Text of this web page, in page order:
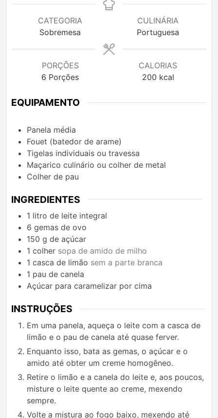
CATEGORIA
Sobremesa
CULINÁRIA
Portuguesa
PORÇÕES
6 Porções
CALORIAS
200 kcal
EQUIPAMENTO
Panela média
Fouet (batedor de arame)
Tigelas individuais ou travessa
Maçarico culinário ou colher de metal
Colher de pau
INGREDIENTES
1 litro de leite integral
6 gemas de ovo
150 g de açúcar
1 colher sopa de amido de milho
1 casca de limão sem a parte branca
1 pau de canela
Açúcar para caramelizar por cima
INSTRUÇÕES
Em uma panela, aqueça o leite com a casca de
limão e o pau de canela até quase ferver.
Enquanto isso, bata as gemas, o açúcar e o
amido até obter um creme homogêneo.
Retire o limão e a canela do leite e, aos poucos,
misture o leite quente ao creme, mexendo
sempre.
Volte a mistura ao fogo baixo, mexendo até